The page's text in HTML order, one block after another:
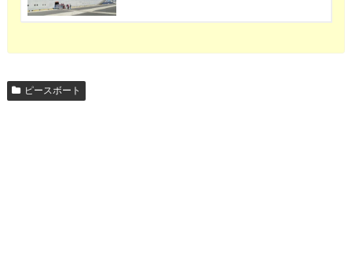
ピースボート